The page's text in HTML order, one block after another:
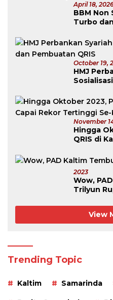
April 18,
BBM Non
Turbo
October 19,
HMJ
November
Hingga
QRIS di
2023
Wow,
Trilyun
View
Trending Topic
Kaltim Samarinda